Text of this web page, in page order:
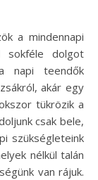
sokféle dolgot
napi teendők
akár egy
tükrözik a
csak bele,
szükségleteink
nélkül talán
van rájuk.